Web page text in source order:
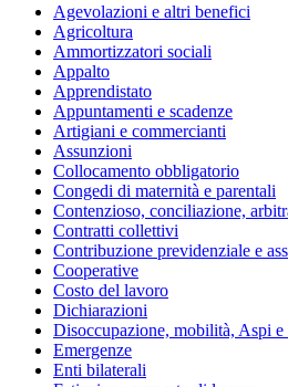
Agevolazioni e altri benefici
Agricoltura
Ammortizzatori sociali
Appalto
Apprendistato
Appuntamenti e scadenze
Artigiani e commercianti
Assunzioni
Collocamento obbligatorio
Congedi di maternità e parentali
Contenzioso, conciliazione,
Contratti collettivi
Contribuzione previdenziale e
Cooperative
Costo del lavoro
Dichiarazioni
Disoccupazione, mobilità, Aspi
Emergenze
Enti bilaterali